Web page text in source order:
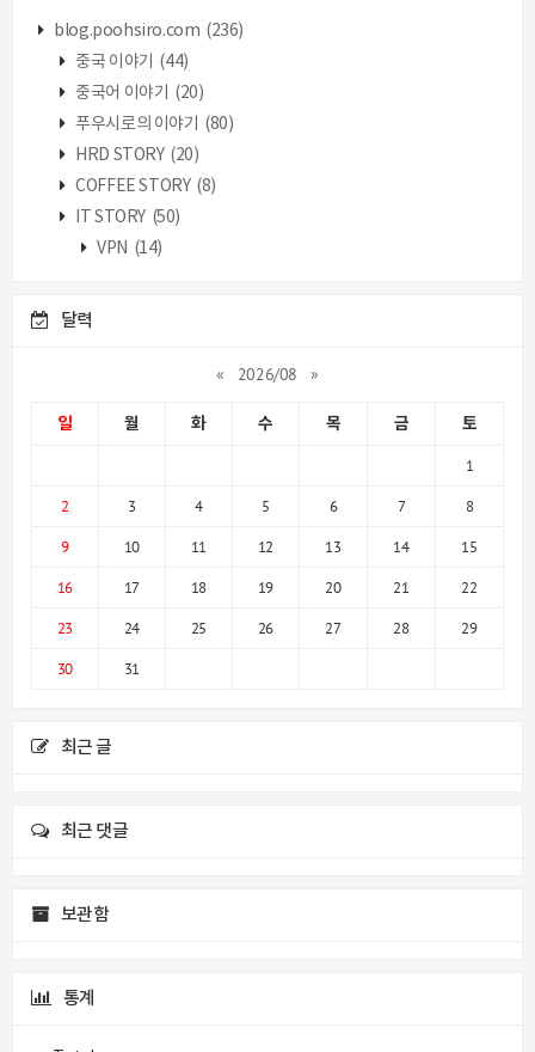
blog.poohsiro.com (236)
중국 이야기
(44)
중국어 이야기
(20)
푸우시로의 이야기
(80)
HRD STORY (20)
COFFEE STORY (8)
IT STORY (50)
VPN (14)
달력
« 2026/08 »
일 월 화 수 목 금 토
1
2
3 4 5 6 7
8
9
10 11 12 13 14
15
16
17 18 19 20 21
22
23
24 25 26 27 28
29
30
31
최근 글
최근 댓글
보관함
통계